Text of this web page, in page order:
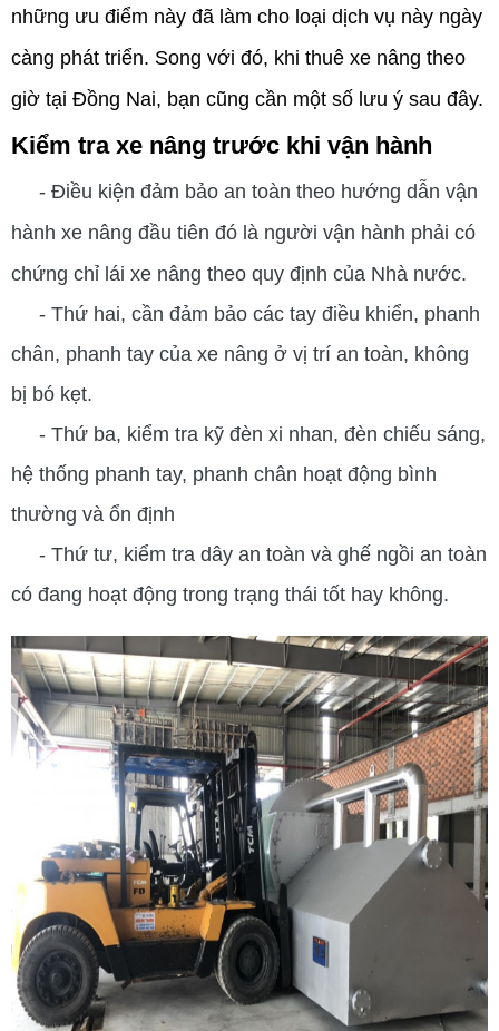
những ưu điểm này đã làm cho loại dịch vụ này ngày
càng phát triển. Song với đó, khi thuê xe nâng theo
giờ tại Đồng Nai, bạn cũng cần một số lưu ý sau đây.
Kiểm tra xe nâng trước khi vận hành
- Điều kiện đảm bảo an toàn theo hướng dẫn vận
hành xe nâng đầu tiên đó là người vận hành phải có
chứng chỉ lái xe nâng theo quy định của Nhà nước.
- Thứ hai, cần đảm bảo các tay điều khiển, phanh
chân, phanh tay của xe nâng ở vị trí an toàn, không
bị bó kẹt.
- Thứ ba, kiểm tra kỹ đèn xi nhan, đèn chiếu sáng,
hệ thống phanh tay, phanh chân hoạt động bình
thường và ổn định
- Thứ tư, kiểm tra dây an toàn và ghế ngồi an toàn
có đang hoạt động trong trạng thái tốt hay không.